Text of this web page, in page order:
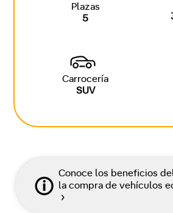
Plazas
5
Carrocería
SUV
Conoce los beneficios del
la compra de vehículos